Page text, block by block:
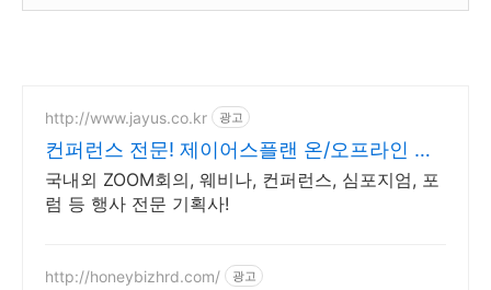
http://www.jayus.co.kr 광고
컨퍼런스 전문! 제이어스플랜 온/오프라인 행
사기획 대행!
국내외 ZOOM회의, 웨비나, 컨퍼런스, 심포지엄, 포
럼 등 행사 전문 기획사!
http://honeybizhrd.com/ 광고